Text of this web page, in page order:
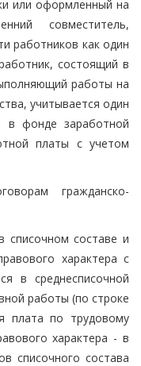
или оформленный на
совместитель,
работников как один
состоящий в
работы на
учитывается один
фонде заработной
платы с учетом
гражданско-
списочном составе и
характера с
в среднесписочной
работы (по строке
плата по трудовому
характера - в
списочного состава